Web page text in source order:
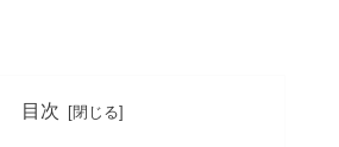
目次